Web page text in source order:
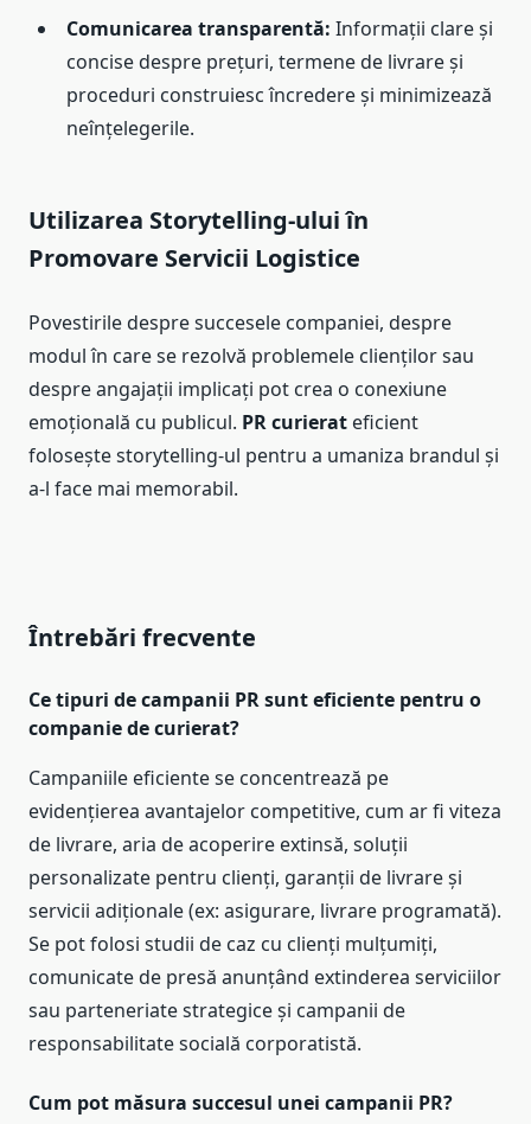
Comunicarea transparentă: Informații clare și
concise despre prețuri, termene de livrare și
proceduri construiesc încredere și minimizează
neînțelegerile.
Utilizarea Storytelling-ului în
Promovare Servicii Logistice
Povestirile despre succesele companiei, despre
modul în care se rezolvă problemele clienților sau
despre angajații implicați pot crea o conexiune
emoțională cu publicul. PR curierat eficient
folosește storytelling-ul pentru a umaniza brandul și
a-l face mai memorabil.
Întrebări frecvente
Ce tipuri de campanii PR sunt eficiente pentru o
companie de curierat?
Campaniile eficiente se concentrează pe
evidențierea avantajelor competitive, cum ar fi viteza
de livrare, aria de acoperire extinsă, soluții
personalizate pentru clienți, garanții de livrare și
servicii adiționale (ex: asigurare, livrare programată).
Se pot folosi studii de caz cu clienți mulțumiți,
comunicate de presă anunțând extinderea serviciilor
sau parteneriate strategice și campanii de
responsabilitate socială corporatistă.
Cum pot măsura succesul unei campanii PR?